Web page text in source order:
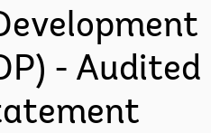
- Audited